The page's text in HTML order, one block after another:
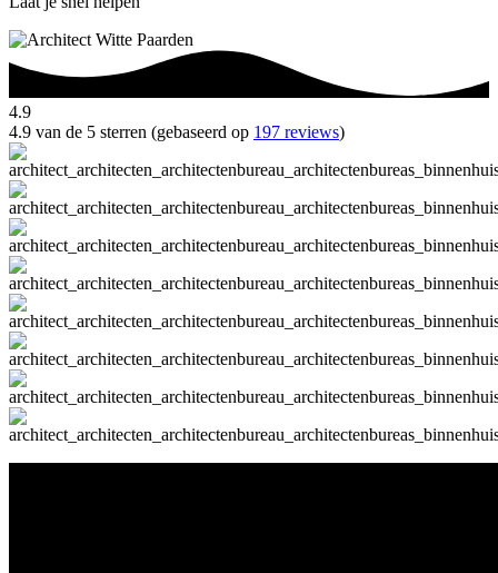
4.9
4.9 van de 5 sterren (gebaseerd op 197 reviews)